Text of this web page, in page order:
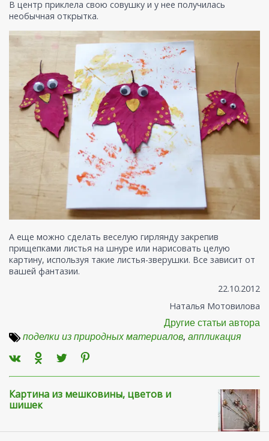
В центр приклела свою совушку и у нее получилась
необычная открытка.
А еще можно сделать веселую гирлянду закрепив
прищепками листья на шнуре или нарисовать целую
картину, используя такие листья-зверушки. Все зависит от
вашей фантазии.
22.10.2012
Наталья Мотовилова
Другие статьи автора
поделки из природных материалов, аппликация
Картина из мешковины, цветов и
шишек